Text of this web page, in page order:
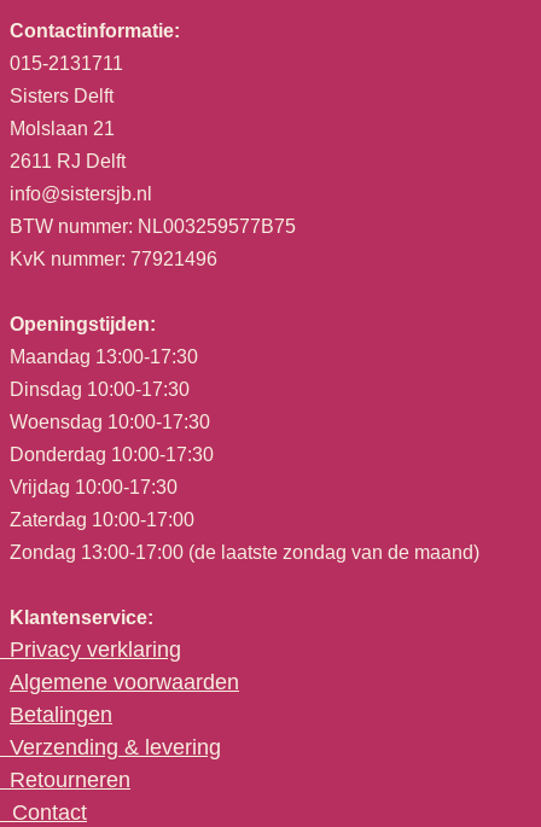
Contactinformatie:
015-2131711
Sisters Delft
Molslaan 21
2611 RJ Delft
info@sistersjb.nl
BTW nummer: NL003259577B75
KvK nummer: 77921496
Openingstijden:
Maandag 13:00-17:30
Dinsdag 10:00-17:30
Woensdag 10:00-17:30
Donderdag 10:00-17:30
Vrijdag 10:00-17:30
Zaterdag 10:00-17:00
Zondag 13:00-17:00 (de laatste zondag van de maand)
Klantenservice:
Privacy verklaring
Algemene voorwaarden
Betalingen
Verzending & levering
Retourneren
Contact